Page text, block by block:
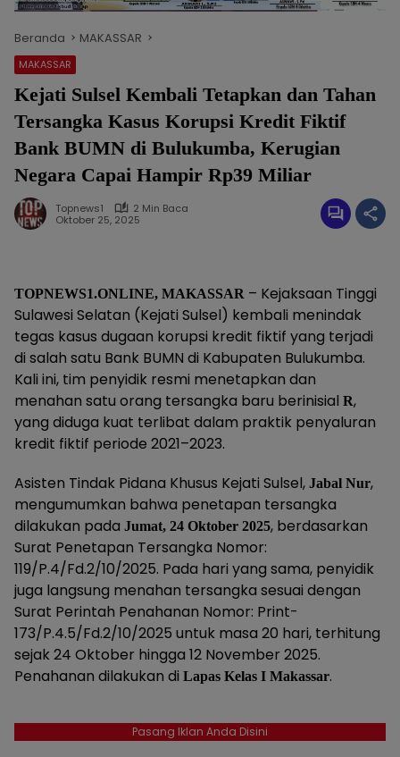
Beranda MAKASSAR
MAKASSAR
Kejati Sulsel Kembali Tetapkan dan Tahan
Tersangka Kasus Korupsi Kredit Fiktif
Bank BUMN di Bulukumba, Kerugian
Negara Capai Hampir Rp39 Miliar
Topnews1
2 Min Baca
Oktober 25, 2025
TOPNEWS1.ONLINE, MAKASSAR – Kejaksaan Tinggi
Sulawesi Selatan (Kejati Sulsel) kembali menindak
tegas kasus dugaan korupsi kredit fiktif yang terjadi
di salah satu Bank BUMN di Kabupaten Bulukumba.
Kali ini, tim penyidik resmi menetapkan dan
menahan satu orang tersangka baru berinisial R,
yang diduga kuat terlibat dalam praktik penyaluran
kredit fiktif periode 2021–2023.
Asisten Tindak Pidana Khusus Kejati Sulsel, Jabal Nur,
mengumumkan bahwa penetapan tersangka
dilakukan pada Jumat, 24 Oktober 2025, berdasarkan
Surat Penetapan Tersangka Nomor:
119/P.4/Fd.2/10/2025. Pada hari yang sama, penyidik
juga langsung menahan tersangka sesuai dengan
Surat Perintah Penahanan Nomor: Print-
173/P.4.5/Fd.2/10/2025 untuk masa 20 hari, terhitung
sejak 24 Oktober hingga 12 November 2025.
Penahanan dilakukan di Lapas Kelas I Makassar.
Pasang Iklan Anda Disini